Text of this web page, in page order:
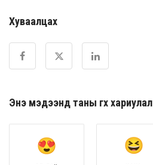
Хуваалцах
Энэ мэдээнд таны өгөх хариулал